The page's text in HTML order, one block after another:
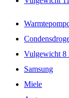
Vulgewicht 8
Samsung
Miele